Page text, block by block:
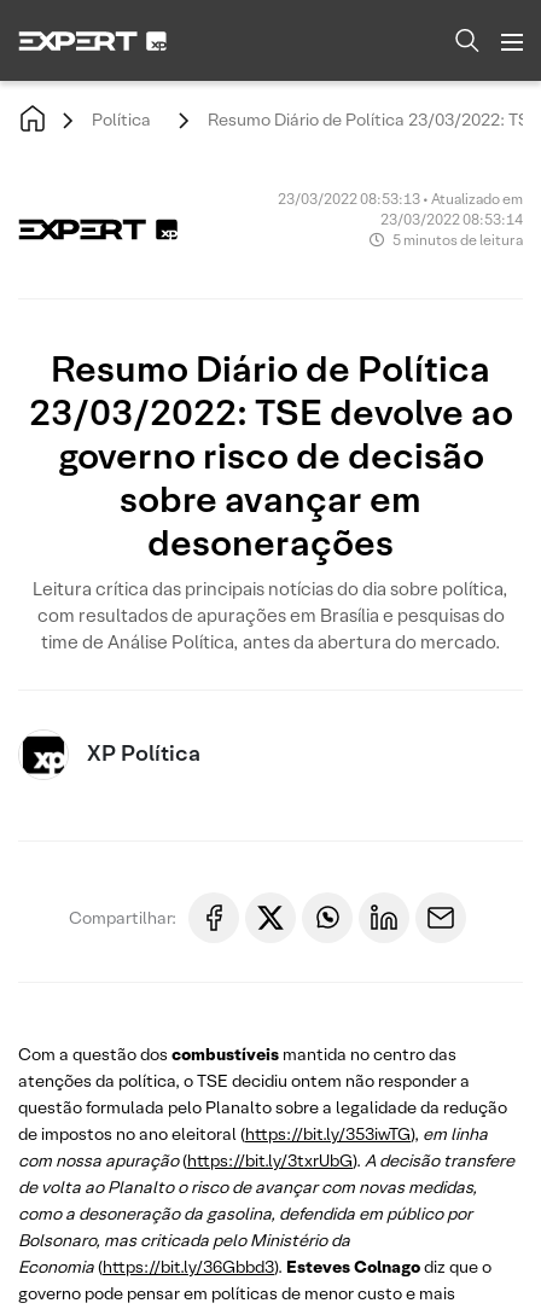
Política Resumo Diário de Política 23/03/2022:
23/03/2022 08:53:13 • Atualizado em
23/03/2022 08:53:14
5 minutos de leitura
Resumo Diário de Política
23/03/2022: TSE devolve ao
governo risco de decisão
sobre avançar em
desonerações
Leitura crítica das principais notícias do dia sobre política,
com resultados de apurações em Brasília e pesquisas do
time de Análise Política, antes da abertura do mercado.
XP Política
Compartilhar:
Com a questão dos combustíveis mantida no centro das
atenções da política, o TSE decidiu ontem não responder a
questão formulada pelo Planalto sobre a legalidade da redução
de impostos no ano eleitoral (https://bit.ly/353iwTG), em linha
com nossa apuração(https://bit.ly/3txrUbG). A decisão transfere
de volta ao Planalto o risco de avançar com novas medidas,
como a desoneração da gasolina, defendida em público por
Bolsonaro, mas criticada pelo Ministério da
Economia(https://bit.ly/36Gbbd3). Esteves Colnagodiz que o
governo pode pensar em políticas de menor custo e mais